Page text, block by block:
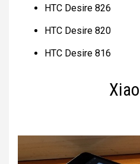
HTC Desire 826
HTC Desire 820
HTC Desire 816